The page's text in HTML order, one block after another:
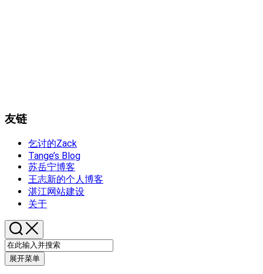
友链
乞讨的Zack
Tange’s Blog
苏岳宁博客
王志新的个人博客
湛江网站建设
关于
展开菜单